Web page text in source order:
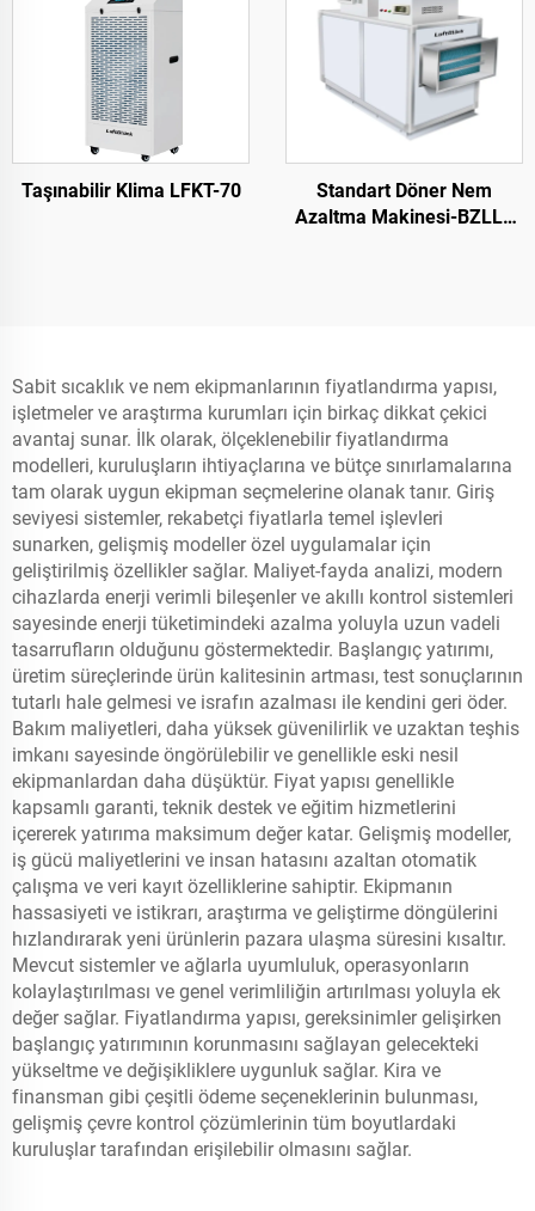
Taşınabilir Klima LFKT-70
Standart Döner Nem
Azaltma Makinesi-BZLLF
Sabit sıcaklık ve nem ekipmanlarının fiyatlandırma yapısı,
işletmeler ve araştırma kurumları için birkaç dikkat çekici
avantaj sunar. İlk olarak, ölçeklenebilir fiyatlandırma
modelleri, kuruluşların ihtiyaçlarına ve bütçe sınırlamalarına
tam olarak uygun ekipman seçmelerine olanak tanır. Giriş
seviyesi sistemler, rekabetçi fiyatlarla temel işlevleri
sunarken, gelişmiş modeller özel uygulamalar için
geliştirilmiş özellikler sağlar. Maliyet-fayda analizi, modern
cihazlarda enerji verimli bileşenler ve akıllı kontrol sistemleri
sayesinde enerji tüketimindeki azalma yoluyla uzun vadeli
tasarrufların olduğunu göstermektedir. Başlangıç yatırımı,
üretim süreçlerinde ürün kalitesinin artması, test sonuçlarının
tutarlı hale gelmesi ve israfın azalması ile kendini geri öder.
Bakım maliyetleri, daha yüksek güvenilirlik ve uzaktan teşhis
imkanı sayesinde öngörülebilir ve genellikle eski nesil
ekipmanlardan daha düşüktür. Fiyat yapısı genellikle
kapsamlı garanti, teknik destek ve eğitim hizmetlerini
içererek yatırıma maksimum değer katar. Gelişmiş modeller,
iş gücü maliyetlerini ve insan hatasını azaltan otomatik
çalışma ve veri kayıt özelliklerine sahiptir. Ekipmanın
hassasiyeti ve istikrarı, araştırma ve geliştirme döngülerini
hızlandırarak yeni ürünlerin pazara ulaşma süresini kısaltır.
Mevcut sistemler ve ağlarla uyumluluk, operasyonların
kolaylaştırılması ve genel verimliliğin artırılması yoluyla ek
değer sağlar. Fiyatlandırma yapısı, gereksinimler gelişirken
başlangıç yatırımının korunmasını sağlayan gelecekteki
yükseltme ve değişikliklere uygunluk sağlar. Kira ve
finansman gibi çeşitli ödeme seçeneklerinin bulunması,
gelişmiş çevre kontrol çözümlerinin tüm boyutlardaki
kuruluşlar tarafından erişilebilir olmasını sağlar.